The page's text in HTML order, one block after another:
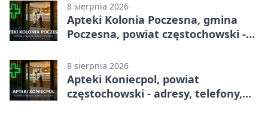
8 sierpnia 2026
Apteki Kolonia Poczesna, gmina
Poczesna, powiat częstochowski -
8 sierpnia 2026
Apteki Koniecpol, powiat
częstochowski - adresy, telefony,